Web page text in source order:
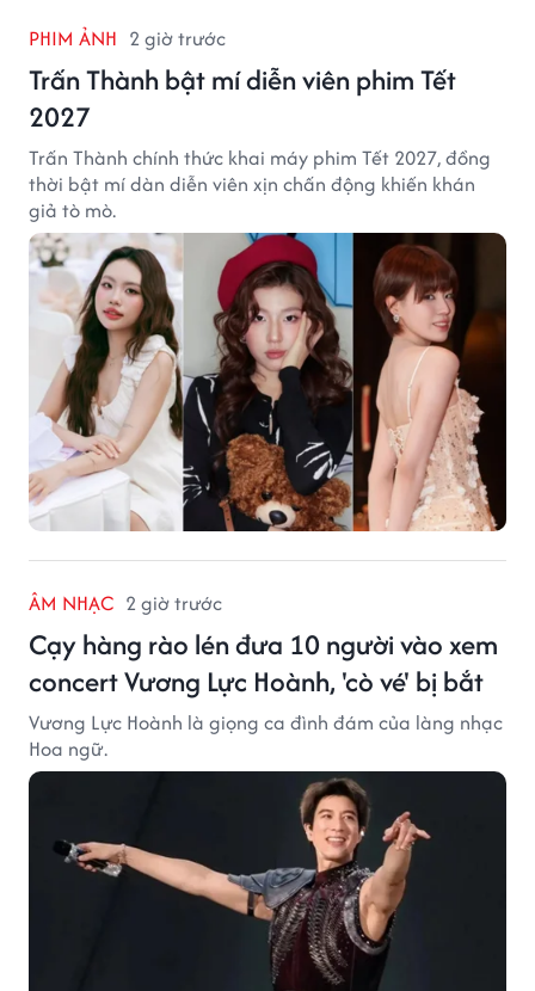
PHIM ẢNH 2 giờ trước
Trấn Thành bật mí diễn viên phim Tết
2027
Trấn Thành chính thức khai máy phim Tết 2027, đồng
thời bật mí dàn diễn viên xịn chấn động khiến khán
giả tò mò.
ÂM NHẠC 2 giờ trước
Cạy hàng rào lén đưa 10 người vào xem
concert Vương Lực Hoành, 'cò vé' bị bắt
Vương Lực Hoành là giọng ca đình đám của làng nhạc
Hoa ngữ.